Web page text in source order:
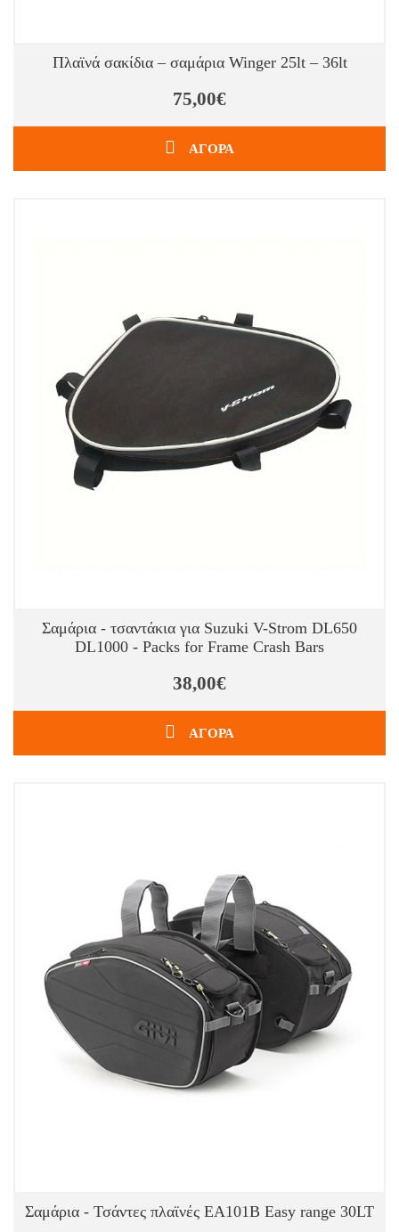
Πλαϊνά σακίδια – σαμάρια Winger 25lt – 36lt
75,00€
ΑΓΟΡΑ
Σαμάρια - τσαντάκια για Suzuki V-Strom DL650
DL1000 - Packs for Frame Crash Bars
38,00€
ΑΓΟΡΑ
Σαμάρια - Τσάντες πλαϊνές EA101B Easy range 30LT